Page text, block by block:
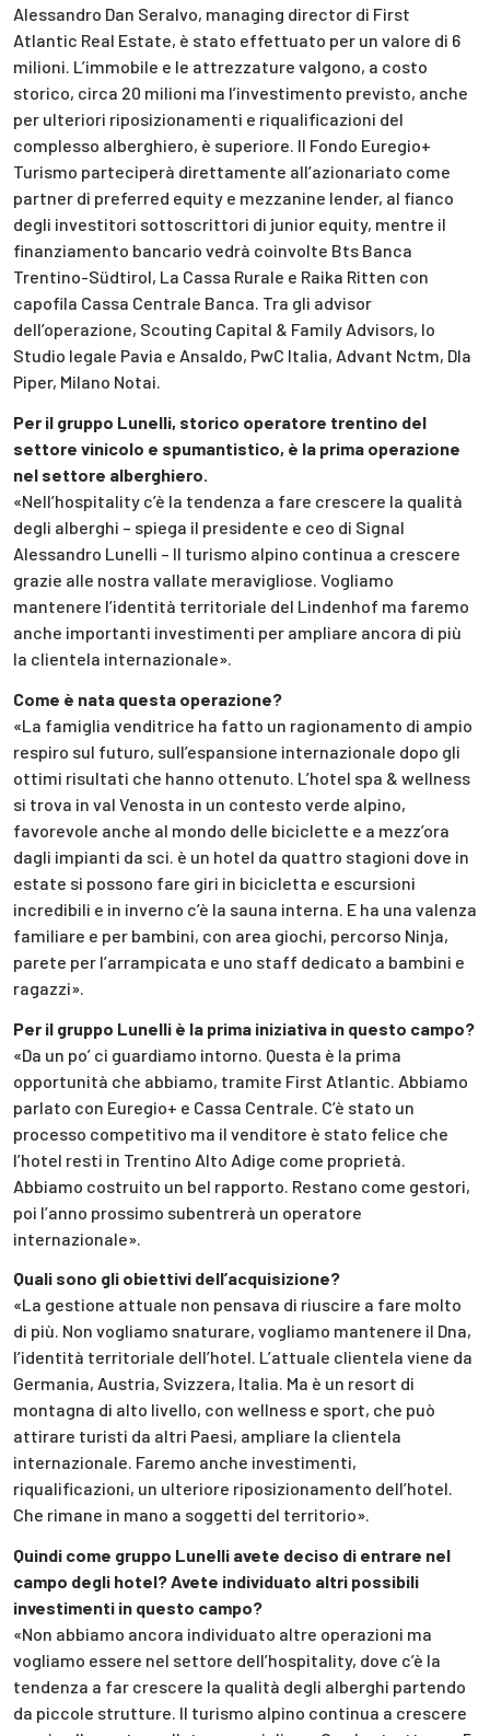
Alessandro Dan Seralvo, managing director di First
Atlantic Real Estate, è stato effettuato per un valore di 6
milioni. L’immobile e le attrezzature valgono, a costo
storico, circa 20 milioni ma l’investimento previsto, anche
per ulteriori riposizionamenti e riqualificazioni del
complesso alberghiero, è superiore. Il Fondo Euregio+
Turismo parteciperà direttamente all’azionariato come
partner di preferred equity e mezzanine lender, al fianco
degli investitori sottoscrittori di junior equity, mentre il
finanziamento bancario vedrà coinvolte Bts Banca
Trentino-Südtirol, La Cassa Rurale e Raika Ritten con
capofila Cassa Centrale Banca. Tra gli advisor
dell’operazione, Scouting Capital & Family Advisors, lo
Studio legale Pavia e Ansaldo, PwC Italia, Advant Nctm, Dla
Piper, Milano Notai.
Per il gruppo Lunelli, storico operatore trentino del
settore vinicolo e spumantistico, è la prima operazione
nel settore alberghiero.
«Nell’hospitality c’è la tendenza a fare crescere la qualità
degli alberghi – spiega il presidente e ceo di Signal
Alessandro Lunelli – Il turismo alpino continua a crescere
grazie alle nostra vallate meravigliose. Vogliamo
mantenere l’identità territoriale del Lindenhof ma faremo
anche importanti investimenti per ampliare ancora di più
la clientela internazionale».
Come è nata questa operazione?
«La famiglia venditrice ha fatto un ragionamento di ampio
respiro sul futuro, sull’espansione internazionale dopo gli
ottimi risultati che hanno ottenuto. L’hotel spa & wellness
si trova in val Venosta in un contesto verde alpino,
favorevole anche al mondo delle biciclette e a mezz’ora
dagli impianti da sci. è un hotel da quattro stagioni dove in
estate si possono fare giri in bicicletta e escursioni
incredibili e in inverno c’è la sauna interna. E ha una valenza
familiare e per bambini, con area giochi, percorso Ninja,
parete per l’arrampicata e uno staff dedicato a bambini e
ragazzi».
Per il gruppo Lunelli è la prima iniziativa in questo campo?
«Da un po’ ci guardiamo intorno. Questa è la prima
opportunità che abbiamo, tramite First Atlantic. Abbiamo
parlato con Euregio+ e Cassa Centrale. C’è stato un
processo competitivo ma il venditore è stato felice che
l’hotel resti in Trentino Alto Adige come proprietà.
Abbiamo costruito un bel rapporto. Restano come gestori,
poi l’anno prossimo subentrerà un operatore
internazionale».
Quali sono gli obiettivi dell’acquisizione?
«La gestione attuale non pensava di riuscire a fare molto
di più. Non vogliamo snaturare, vogliamo mantenere il Dna,
l’identità territoriale dell’hotel. L’attuale clientela viene da
Germania, Austria, Svizzera, Italia. Ma è un resort di
montagna di alto livello, con wellness e sport, che può
attirare turisti da altri Paesi, ampliare la clientela
internazionale. Faremo anche investimenti,
riqualificazioni, un ulteriore riposizionamento dell’hotel.
Che rimane in mano a soggetti del territorio».
Quindi come gruppo Lunelli avete deciso di entrare nel
campo degli hotel? Avete individuato altri possibili
investimenti in questo campo?
«Non abbiamo ancora individuato altre operazioni ma
vogliamo essere nel settore dell’hospitality, dove c’è la
tendenza a far crescere la qualità degli alberghi partendo
da piccole strutture. Il turismo alpino continua a crescere